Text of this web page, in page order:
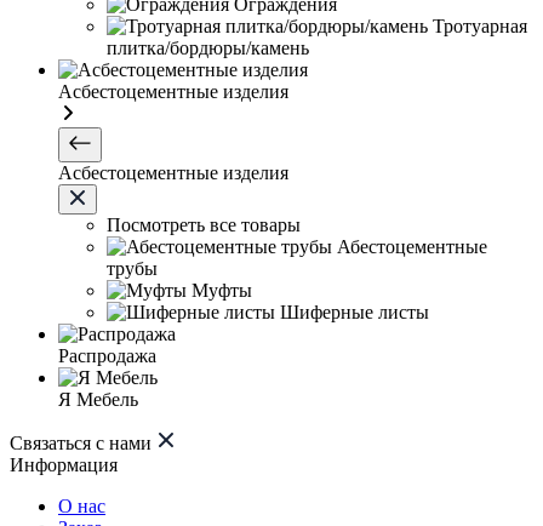
Ограждения
Тротуарная
плитка/бордюры/камень
Асбестоцементные изделия
Асбестоцементные изделия
Посмотреть все товары
Абестоцементные
трубы
Муфты
Шиферные листы
Распродажа
Я Мебель
Связаться с нами
Информация
О нас